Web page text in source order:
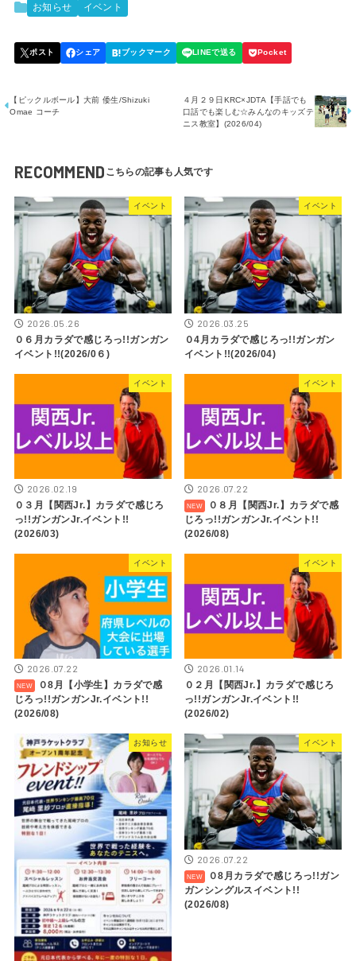
お知らせ イベント
【ピックルボール】大前 倭生/Shizuki
Omae コーチ
４月２９日KRC×JDTA【手話でも
口話でも楽しむ☆みんなのキッズテ
ニス教室】(2026/04)
RECOMMEND
イベント
2026.05.26
０６月カラダで感じろっ!!ガンガン
イベント!!(2026/0６)
イベント
2026.03.25
０4月カラダで感じろっ!!ガンガン
イベント!!(2026/04)
イベント
2026.02.19
０３月【関西Jr.】カラダで感じろ
っ!!ガンガンJr.イベント!!
(2026/03)
イベント
2026.07.22
０８月【関西Jr.】カラダで感
じろっ!!ガンガンJr.イベント!!
(2026/08)
イベント
2026.07.22
０8月【小学生】カラダで感
じろっ!!ガンガンJr.イベント!!
(2026/08)
イベント
2026.01.14
０２月【関西Jr.】カラダで感じろ
っ!!ガンガンJr.イベント!!
(2026/02)
お知らせ イベント
2026.07.22
０8月カラダで感じろっ!!ガン
ガンシングルスイベント!!
(2026/08)